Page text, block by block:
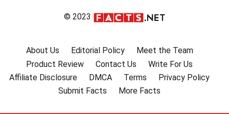
© 2023
About Us Editorial Policy
Meet the Team
Product Review
Contact Us
Write For Us
Affiliate Disclosure
DMCA Terms
Privacy Policy
Submit Facts
More Facts